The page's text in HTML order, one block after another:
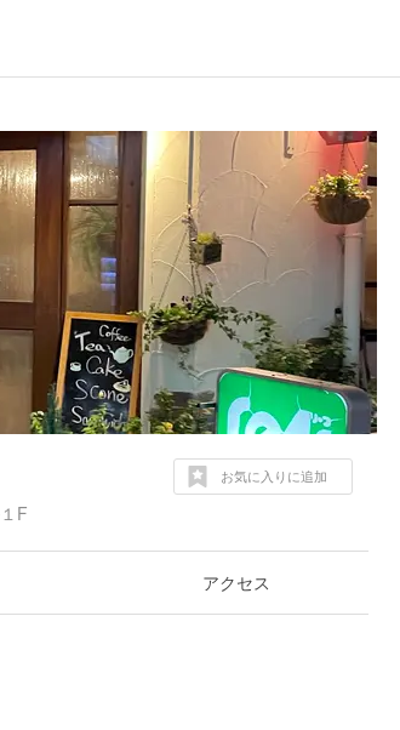
F
お気に入りに追加
アクセス